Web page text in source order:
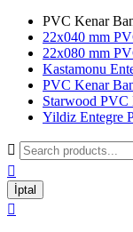
PVC Kenar
22x040 mm
22x080 mm
Kastamonu
PVC Kenar
Starwood PVC
Yildiz Entegre


İptal
